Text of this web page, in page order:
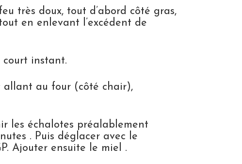
très doux, tout d’abord côté gras,
en enlevant l’excédent de
court instant.
allant au four (côté chair),
les échalotes préalablement
. Puis déglacer avec le
Ajouter ensuite le miel .